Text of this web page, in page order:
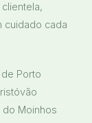
cuidado cada
Porto
Moinhos